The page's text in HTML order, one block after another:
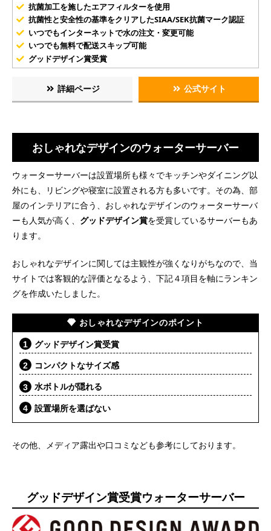
抗菌加工を施したエアフィルターを使用
抗菌性と安全性の基準をクリアしたSIAA/SEK抗菌マーク認証
いつでもインターネットで水の注文・変更可能
いつでも無料で配送スキップ可能
グッドデザイン賞受賞
詳細ページ 公式サイト
おしゃれなデザインのウォーターサーバー
ウォーターサーバーは設置場所も様々でキッチンやダイニング以
外にも、リビングや寝室に設置される方も多いです。その為、部
屋のインテリアに合う、おしゃれなデザインのウォーターサーバ
ーも人気が高く、 グッドデザイン賞を受賞しているサーバーもあ
ります。
おしゃれなデザインに関しては主観性が強くなりがちなので、当
サイトでは客観的な評価となるよう、下記４項目を軸にランキン
グを作成いたしました。
おしゃれなデザインのポイント
グッドデザイン賞受賞
コンパクトなサイズ感
水ボトルが隠れる
設置場所を選ばない
その他、メディア露出や口コミなども参考にしております。
グッドデザイン賞受賞ウォーターサーバー